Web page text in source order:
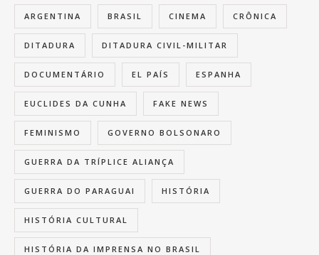
ARGENTINA BRASIL CINEMA CRÔNICA
DITADURA DITADURA CIVIL-MILITAR
DOCUMENTÁRIO EL PAÍS ESPANHA
EUCLIDES DA CUNHA FAKE NEWS
FEMINISMO GOVERNO BOLSONARO
GUERRA DA TRÍPLICE ALIANÇA
GUERRA DO PARAGUAI HISTÓRIA
HISTÓRIA CULTURAL
HISTÓRIA DA IMPRENSA NO BRASIL